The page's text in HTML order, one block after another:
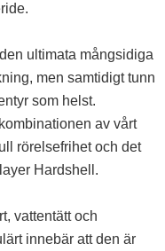
ultimata mångsidiga
men samtidigt tunn
som helst.
av vårt
rörelsefrihet och det
Hardshell.
vattentätt och
innebär att den är